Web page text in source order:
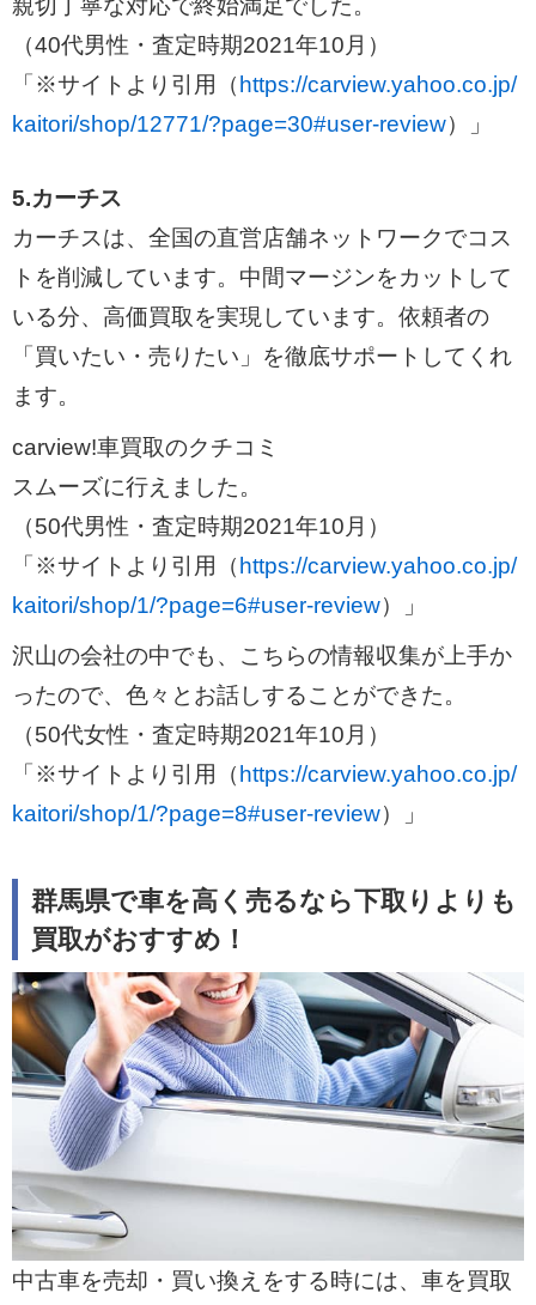
親切丁寧な対応で終始満足でした。
（40代男性・査定時期2021年10月）
「※サイトより引用（ https://carview.yahoo.co.jp/
kaitori/shop/12771/?page=30#user-review）」
5.カーチス
カーチスは、全国の直営店舗ネットワークでコス
トを削減しています。中間マージンをカットして
いる分、高価買取を実現しています。依頼者の
「買いたい・売りたい」を徹底サポートしてくれ
ます。
carview!車買取のクチコミ
スムーズに行えました。
（50代男性・査定時期2021年10月）
「※サイトより引用（https://carview.yahoo.co.jp/
kaitori/shop/1/?page=6#user-review）」
沢山の会社の中でも、こちらの情報収集が上手か
ったので、色々とお話しすることができた。
（50代女性・査定時期2021年10月）
「※サイトより引用（ https://carview.yahoo.co.jp/
kaitori/shop/1/?page=8#user-review）」
群馬県で車を高く売るなら下取りよりも
買取がおすすめ！
中古車を売却・買い換えをする時には、車を買取